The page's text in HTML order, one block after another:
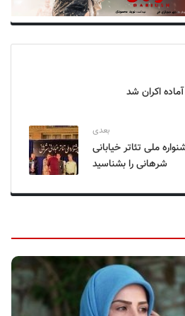
اکران شد
بعدی
ملی تئاتر خیابانی
شرهانی را بشناسید